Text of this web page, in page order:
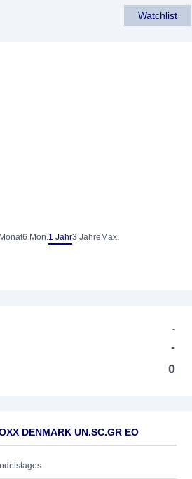
Watchlist
6 Mon.1 Jahr3 Jahre Max.
-
-
0
DENMARK UN.SC.GR EO